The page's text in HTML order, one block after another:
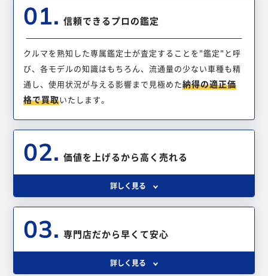
01. 信頼できるプロの鑑定
クルマを熟知した専属鑑定士が査定することを"鑑定"と呼
び、各モデルの知識はもちろん、流通量の少ない車種も精
通し、使用状況が与える影響まで見極めた納得の適正価
格で買取いたします。
02. 価値を上げるから高く売れる
詳しく見る
03. 専門店だから早くて安心
詳しく見る